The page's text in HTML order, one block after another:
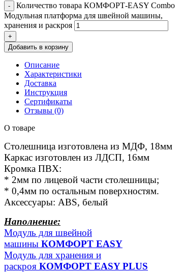
-
Количество товара КОМФОРТ-EASY Combo
Модульная платформа для швейной машины,
хранения и раскроя
+
Добавить в корзину
Описание
Характеристики
Доставка
Инструкция
Сертификаты
Отзывы (0)
О товаре
Столешница изготовлена из МДФ, 18мм
Каркас изготовлен из ЛДСП, 16мм
Кромка ПВХ:
* 2мм по лицевой части столешницы;
* 0,4мм по остальным поверхностям.
Аксессуары: ABS, белый
Наполнение:
Модуль для швейной
машины КОМФОРТ EASY
Модуль для хранения и
раскроя КОМФОРТ EASY PLUS